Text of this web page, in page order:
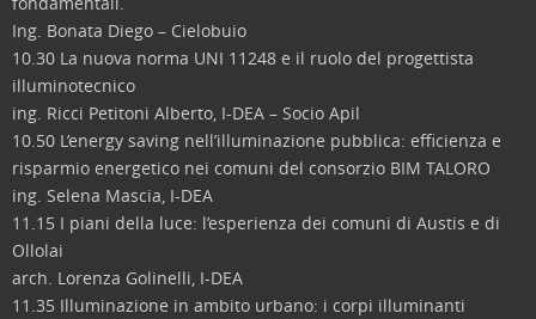
Ing. Bonata Diego – Cielobuio
10.30 La nuova norma UNI 11248 e il ruolo del progettista
illuminotecnico
ing. Ricci Petitoni Alberto, I-DEA – Socio Apil
10.50 L’energy saving nell’illuminazione pubblica: efficienza e
risparmio energetico nei comuni del consorzio BIM TALORO
ing. Selena Mascia, I-DEA
11.15 I piani della luce: l’esperienza dei comuni di Austis e di
Ollolai
arch. Lorenza Golinelli, I-DEA
11.35 Illuminazione in ambito urbano: i corpi illuminanti